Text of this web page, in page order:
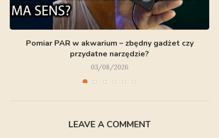
Pomiar PAR w akwarium – zbędny gadżet czy
przydatne narzędzie?
03/08/2026
LEAVE A COMMENT